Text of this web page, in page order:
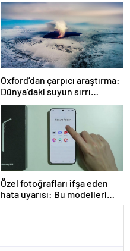
Oxford’dan çarpıcı araştırma:
Dünya’daki suyun sırrı
çözüldü
Özel fotoğrafları ifşa eden
hata uyarısı: Bu modelleri
kullanıyorsanız dikkat